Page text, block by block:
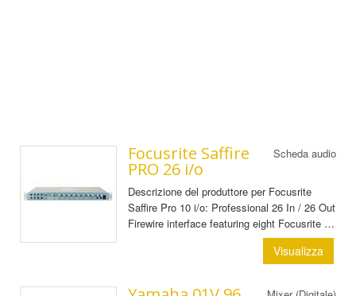
Scheda audio
Focusrite Saffire
PRO 26 i/o
Descrizione del produttore per Focusrite
Saffire Pro 10 i/o: Professional 26 In / 26 Out
Firewire interface featuring eight Focusrite …
Visualizza